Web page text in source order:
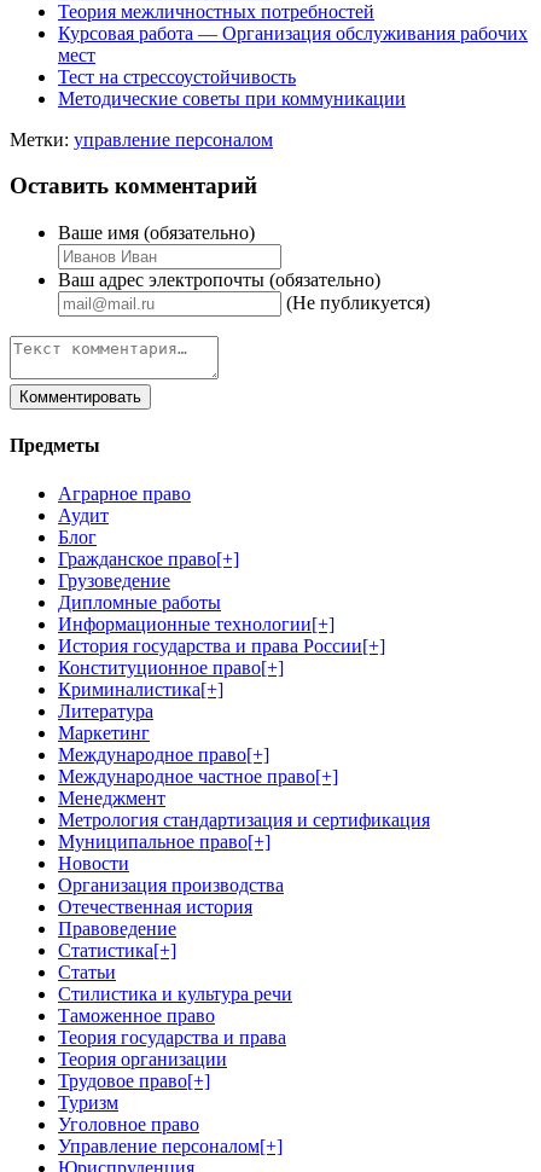
Теория межличностных потребностей
Курсовая работа — Организация обслуживания рабочих
мест
Тест на стрессоустойчивость
Методические советы при коммуникации
Метки: управление персоналом
Оставить комментарий
Ваше имя (обязательно)
Ваш адрес электропочты (обязательно)
(Не публикуется)
Предметы
Аграрное право
Аудит
Блог
Гражданское право[+]
Грузоведение
Дипломные работы
Информационные технологии[+]
История государства и права России[+]
Конституционное право[+]
Криминалистика[+]
Литература
Маркетинг
Международное право[+]
Международное частное право[+]
Менеджмент
Метрология стандартизация и сертификация
Муниципальное право[+]
Новости
Организация производства
Отечественная история
Правоведение
Статистика[+]
Статьи
Стилистика и культура речи
Таможенное право
Теория государства и права
Теория организации
Трудовое право[+]
Туризм
Уголовное право
Управление персоналом[+]
Юриспруденция